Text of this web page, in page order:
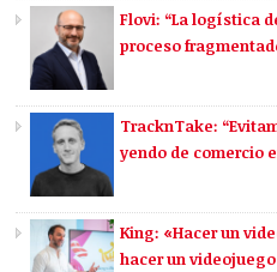
Flovi: “La logística
proceso
TracknTake:
yendo de comercio
King: «Hacer un
hacer un